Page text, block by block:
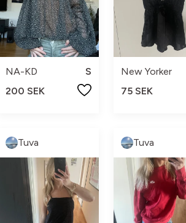
NA-KD
S
200 SEK
New Yorker
75 SEK
Tuva Tuva